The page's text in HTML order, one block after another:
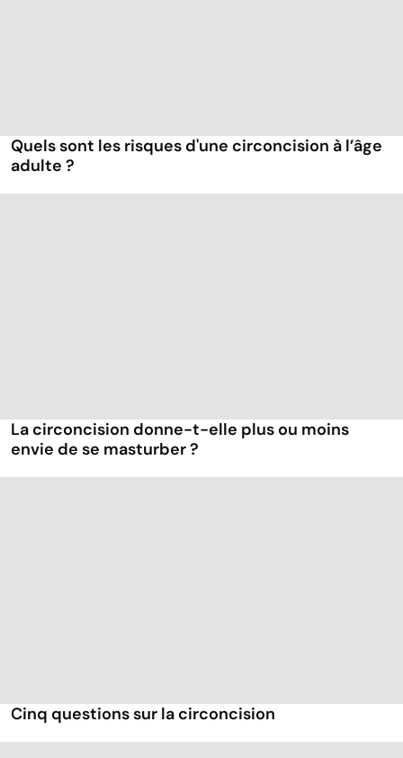
Quels sont les risques d'une circoncision à l’âge
adulte ?
La circoncision donne-t-elle plus ou moins
envie de se masturber ?
Cinq questions sur la circoncision